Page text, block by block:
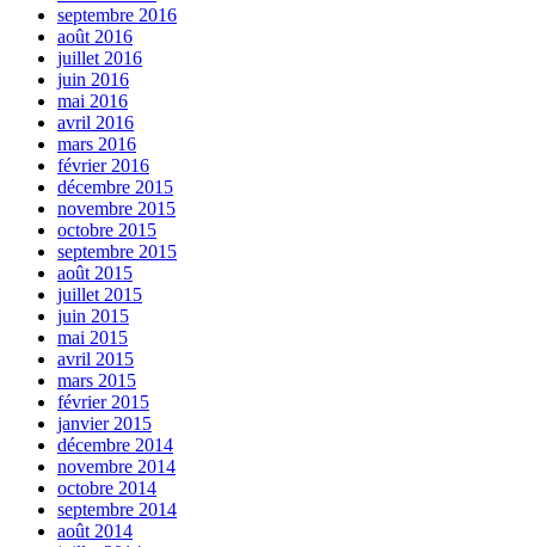
septembre 2016
août 2016
juillet 2016
juin 2016
mai 2016
avril 2016
mars 2016
février 2016
décembre 2015
novembre 2015
octobre 2015
septembre 2015
août 2015
juillet 2015
juin 2015
mai 2015
avril 2015
mars 2015
février 2015
janvier 2015
décembre 2014
novembre 2014
octobre 2014
septembre 2014
août 2014